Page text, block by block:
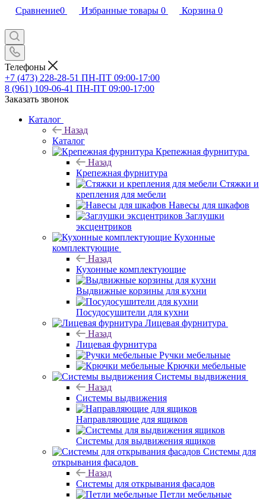
Сравнение0 Избранные товары 0 Корзина 0
Телефоны
+7 (473) 228-28-51 ПН-ПТ 09:00-17:00
8 (961) 109-06-41 ПН-ПТ 09:00-17:00
Заказать звонок
Каталог
Назад
Каталог
Крепежная фурнитура
Назад
Крепежная фурнитура
Стяжки и
крепления для мебели
Навесы для шкафов
Заглушки
эксцентриков
Кухонные
комплектующие
Назад
Кухонные комплектующие
Выдвижные корзины для кухни
Посудосушители для кухни
Лицевая фурнитура
Назад
Лицевая фурнитура
Ручки мебельные
Крючки мебельные
Системы выдвижения
Назад
Системы выдвижения
Направляющие для ящиков
Системы для выдвижения ящиков
Системы для
открывания фасадов
Назад
Системы для открывания фасадов
Петли мебельные